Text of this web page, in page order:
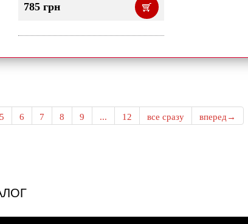
785 грн
5 6 7 8 9 ... 12 все сразу вперед→